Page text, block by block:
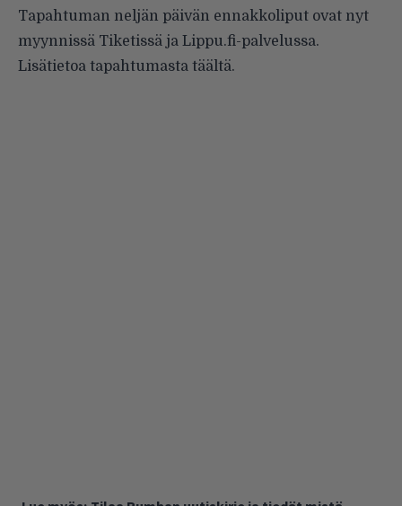
Tapahtuman neljän päivän ennakkoliput ovat nyt
myynnissä Tiketissä ja Lippu.fi-palvelussa.
Lisätietoa tapahtumasta täältä.